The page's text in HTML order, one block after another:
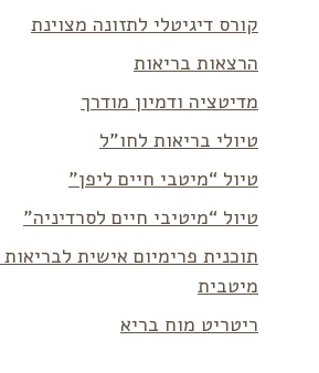
קורס דיגיטלי לתזונה מצוינת
הרצאות בריאות
מדיטציה ודמיון מודרך
טיולי בריאות לחו”ל
טיול “מיטבי חיים ליפן”
טיול “מיטיבי חיים לסרדיניה”
תוכנית פרימיום אישית לבריאות
מיטבית
ריטריט מוח בריא